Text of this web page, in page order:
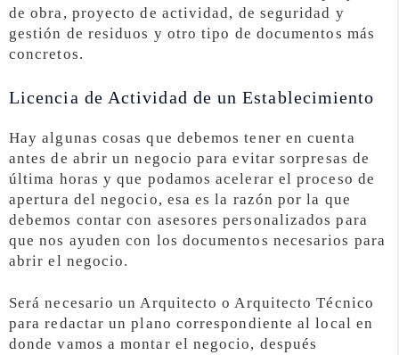
de obra, proyecto de actividad, de seguridad y
gestión de residuos y otro tipo de documentos más
concretos.
Licencia de Actividad de un Establecimiento
Hay algunas cosas que debemos tener en cuenta
antes de abrir un negocio para evitar sorpresas de
última horas y que podamos acelerar el proceso de
apertura del negocio, esa es la razón por la que
debemos contar con asesores personalizados para
que nos ayuden con los documentos necesarios para
abrir el negocio.
Será necesario un Arquitecto o Arquitecto Técnico
para redactar un plano correspondiente al local en
donde vamos a montar el negocio, después